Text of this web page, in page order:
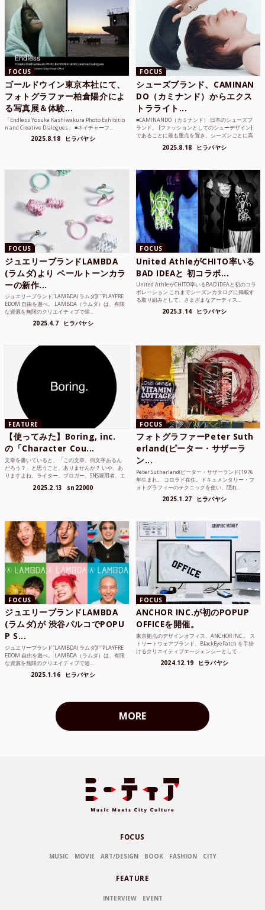
FOCUS
ゴールドウイン東京本社にて、
フォトグラファー柏倉陽介によ
る写真展＆体験...
「Endless Yosuke Kashiwakura Photo Exhibitio
n and Creative Dialogues」 ■ネイチャーフ...
2025.8.18 ヒラバヤシ
FOCUS
シューズブランド、CAMINAN
DO（カミナンド）からエクス
トラライト...
■CAMINANDO（カミナンド） 日本のシューズブ
ランド。 [ファッションとしてのシューデザイン]
であることに最も重点を置き、シーズンごとに高
2025.8.18 ヒラバヤシ
FOCUS
ジュエリーブランドLAMBDA
(ラムダ)より ペールトーンカラ
ーの新作...
ジュエリーブランド“LAMBDA( ラムダ))” “PLAYFRE
EDOM 自由を遊べ。 LAMBDA（ラムダ）は、有限
な資源を無限のクリエイティブで追...
2025.4.7 ヒラバヤシ
FOCUS
United AthleがCHITO率いる
BAD IDEAと 初コラボ...
United AthleがCHITO率いるBAD IDEAと初のコラ
ボレーション これまでシーズンカタログに掲載す
る取り組みとして、さまざまなアーティス...
2025.3.14 ヒラバヤシ
FEATURE
【使ってみた】Boring, inc.
の「Character Cou...
文章を書いていると、「この文章、何文字あるん
だろう？」と思うこと、ありませんか？ いや、あ
りますよね。ライター、ブロガー、SNS運用者、エ
2025.2.13 sn22000
FOCUS
フォトグラファーPeter Suth
erland(ピーター・サザーラ
ン...
Peter Sutherland(ピーター・サザーランド) 1976
年生まれ。 コロラド在住。ドキュメンタリー・フ
ォトグラフィーのテクニックを使い、隠れ...
2025.1.27 ヒラバヤシ
FOCUS
ジュエリーブランドLAMBDA
(ラムダ)が 渋谷パルコでPOPU
P S...
ジュエリーブランド“LAMBDA( ラムダ))” “PLAYFRE
EDOM 自由を遊べ。 LAMBDA（ラムダ）は、有限
な資源を無限のクリエイティブで追...
2025.1.16 ヒラバヤシ
FOCUS
ANCHOR INC.が初のPOPUP
OFFICEを開催。
東京拠点のデザインオフィス、ANCHOR INC.。 ス
トリートウェアブランド、BlackEyePatch を手掛
けるクリエイティブエージェンシーとして...
2024.12.19 ヒラバヤシ
MORE
FOCUS
MUSIC MOVIE ART/DESIGN BOOK FASHION CITY
FEATURE
INTERVIEW EVENT